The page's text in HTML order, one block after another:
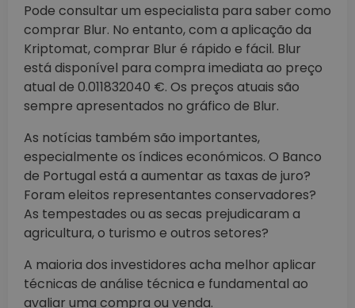
Pode consultar um especialista para saber como
comprar Blur. No entanto, com a aplicação da
Kriptomat, comprar Blur é rápido e fácil. Blur
está disponível para compra imediata ao preço
atual de 0.011832040 €. Os preços atuais são
sempre apresentados no gráfico de Blur.
As notícias também são importantes,
especialmente os índices económicos. O Banco
de Portugal está a aumentar as taxas de juro?
Foram eleitos representantes conservadores?
As tempestades ou as secas prejudicaram a
agricultura, o turismo e outros setores?
A maioria dos investidores acha melhor aplicar
técnicas de análise técnica e fundamental ao
avaliar uma compra ou venda.